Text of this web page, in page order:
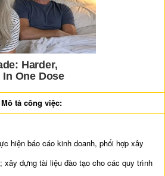
Mô tả công việc:
hiện báo cáo kinh doanh, phối hợp xây
xây dựng tài liệu đào tạo cho các quy trình